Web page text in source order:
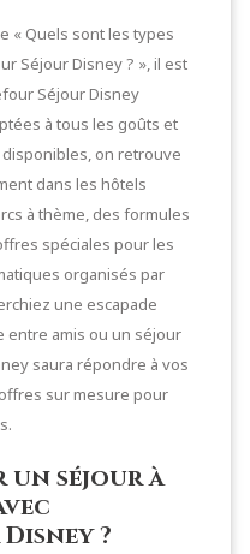
« Quels sont les types
Séjour Disney ? », il est
Séjour Disney
à tous les goûts et
on retrouve
dans les hôtels
à thème, des formules
spéciales pour les
organisés par
une escapade
entre amis ou un séjour
saura répondre à vos
sur mesure pour
un séjour à
?